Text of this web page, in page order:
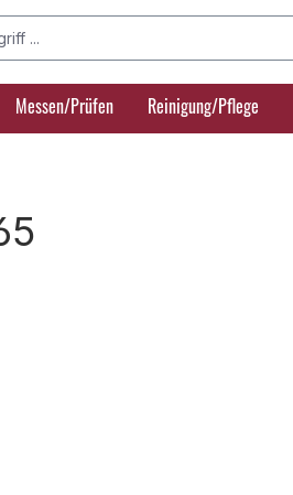
Messen/Prüfen Reinigung/Pflege